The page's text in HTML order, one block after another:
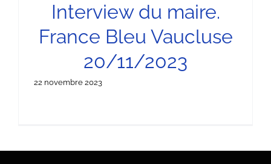
Interview du maire.
France Bleu Vaucluse
20/11/2023
22 novembre 2023